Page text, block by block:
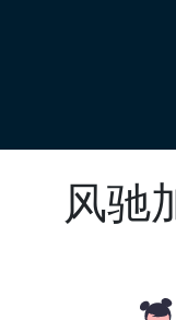
风驰